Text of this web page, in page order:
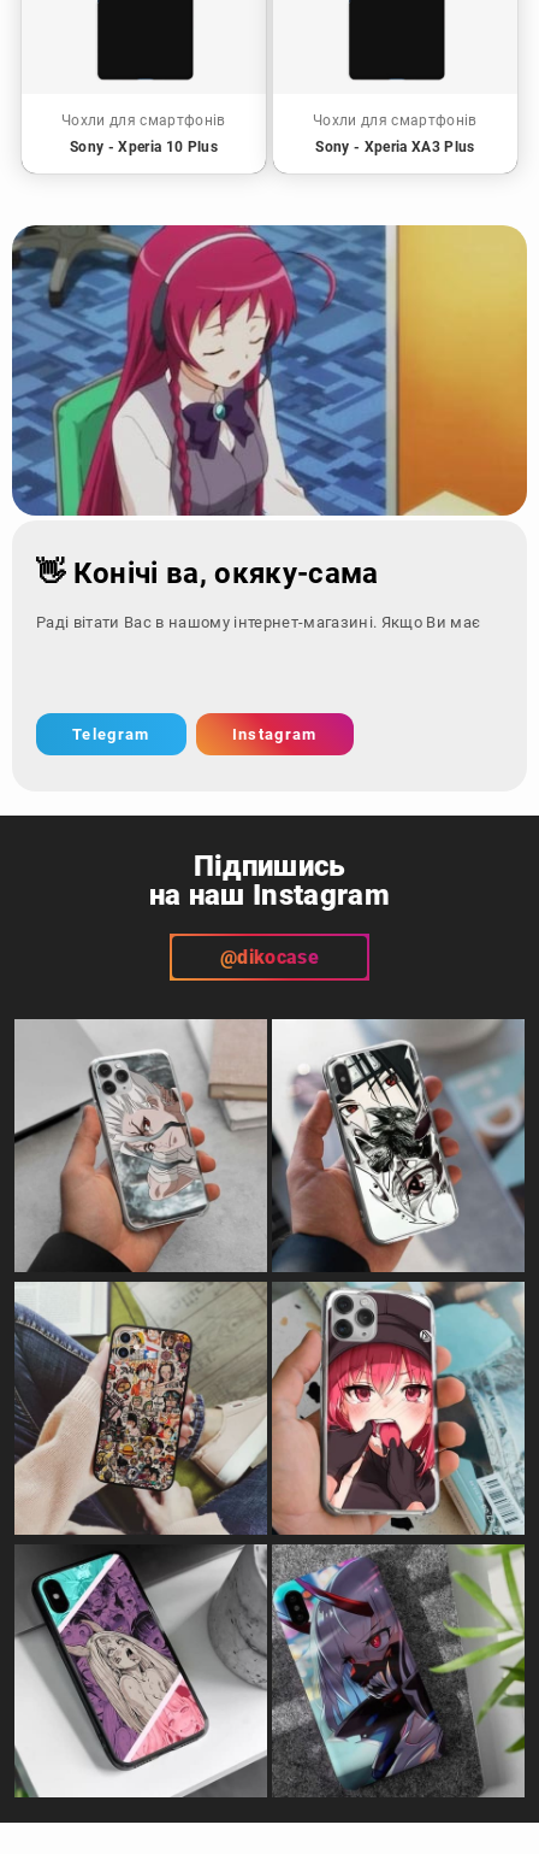
Чохли для смартфонів
Sony - Xperia 10 Plus
Чохли для смартфонів
Sony - Xperia XA3 Plus
👋 Конічі ва, окяку-сама
Раді вітати Вас в нашому інтернет-магазині. Якщо Ви маєте
Telegram Instagram
Підпишись